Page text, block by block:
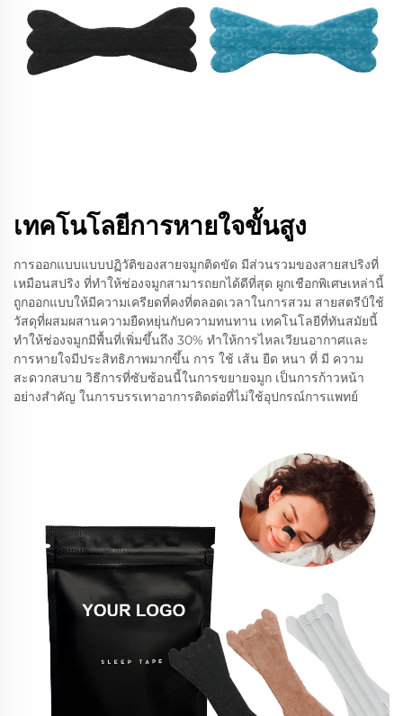
เทคโนโลยีการหายใจขั้นสูง
การออกแบบแบบปฏิวัติของสายจมูกติดขัด มีส่วนรวมของสายสปริงที่
เหมือนสปริง ที่ทําให้ช่องจมูกสามารถยกได้ดีที่สุด ผูกเชือกพิเศษเหล่านี้
ถูกออกแบบให้มีความเครียดที่คงที่ตลอดเวลาในการสวม สายสตรีป์ใช้
วัสดุที่ผสมผสานความยืดหยุ่นกับความทนทาน เทคโนโลยีที่ทันสมัยนี้
ทําให้ช่องจมูกมีพื้นที่เพิ่มขึ้นถึง 30% ทําให้การไหลเวียนอากาศและ
การหายใจมีประสิทธิภาพมากขึ้น การ ใช้ เส้น ยืด หนา ที่ มี ความ
สะดวกสบาย วิธีการที่ซับซ้อนนี้ในการขยายจมูก เป็นการก้าวหน้า
อย่างสําคัญ ในการบรรเทาอาการติดต่อที่ไม่ใช้อุปกรณ์การแพทย์